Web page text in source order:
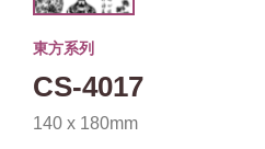
東方系列
CS-4017
140 x 180mm